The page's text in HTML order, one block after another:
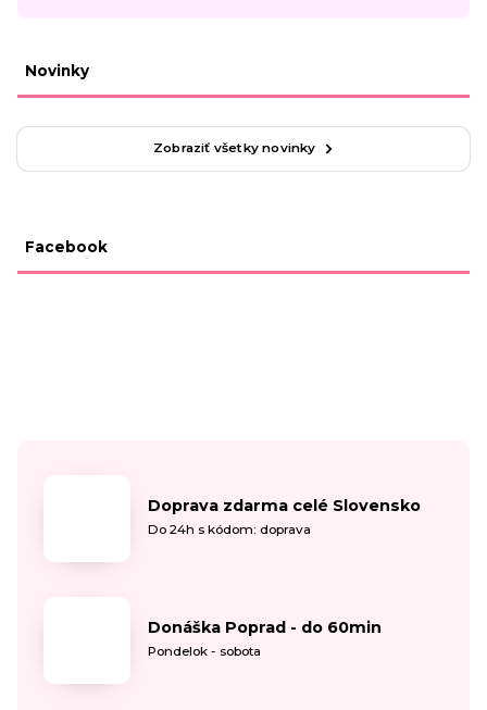
Novinky
Zobraziť všetky novinky
Facebook
Doprava zdarma celé Slovensko
Do 24h s kódom: doprava
Donáška Poprad - do 60min
Pondelok - sobota